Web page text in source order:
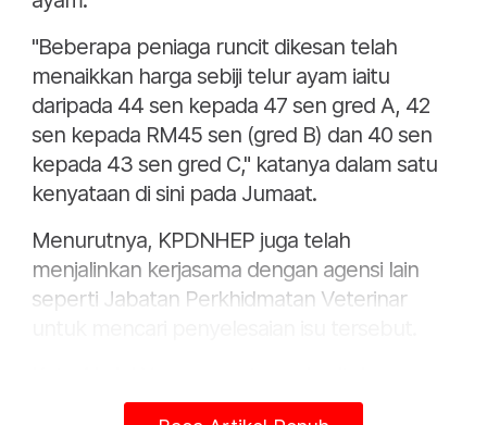
"Beberapa peniaga runcit dikesan telah
menaikkan harga sebiji telur ayam iaitu
daripada 44 sen kepada 47 sen gred A, 42
sen kepada RM45 sen (gred B) dan 40 sen
kepada 43 sen gred C," katanya dalam satu
kenyataan di sini pada Jumaat.
Menurutnya, KPDNHEP juga telah
menjalinkan kerjasama dengan agensi lain
seperti Jabatan Perkhidmatan Veterinar
kepada peniaga peruncit, pembekal dan